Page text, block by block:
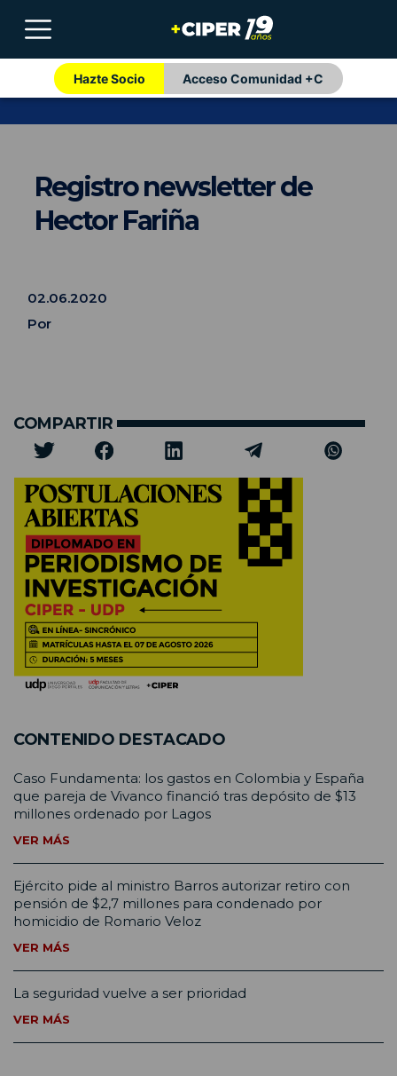
Hazte Socio Acceso Comunidad +C
Registro newsletter de
Hector Fariña
02.06.2020
Por
COMPARTIR
CONTENIDO DESTACADO
Caso Fundamenta: los gastos en Colombia y España
que pareja de Vivanco financió tras depósito de $13
millones ordenado por Lagos
VER MÁS
Ejército pide al ministro Barros autorizar retiro con
pensión de $2,7 millones para condenado por
homicidio de Romario Veloz
VER MÁS
La seguridad vuelve a ser prioridad
VER MÁS